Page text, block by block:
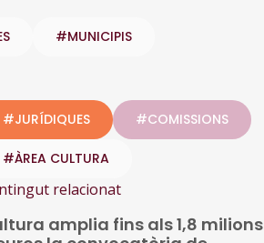
#MUNICIPIS
#JURÍDIQUES #COMISSIONS
#ÀREA CULTURA
relacionat
amplia fins als 1,8 milions